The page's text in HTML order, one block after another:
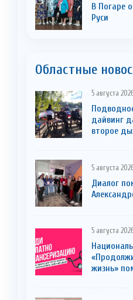
В Погаре
Руси
Областные
5 августа
дайвинг
второе
5 августа
Диалог
5 августа
жизнь»